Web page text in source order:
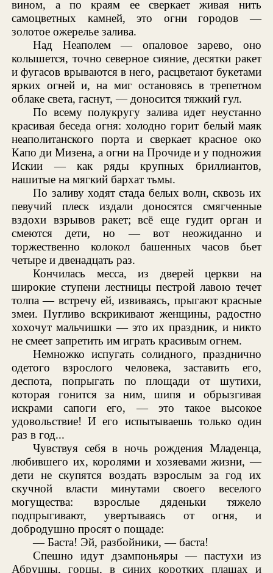
вином, а по краям ее сверкает живая нить
самоцветных камней, это огни городов —
золотое ожерелье залива.
Над Неаполем — опаловое зарево, оно
колышется, точно северное сияние, десятки ракет
и фугасов врываются в него, расцветают букетами
ярких огней и, на миг остановясь в трепетном
облаке света, гаснут, — доносится тяжкий гул.
По всему полукругу залива идет неустанно
красивая беседа огня: холодно горит белый маяк
неаполитанского порта и сверкает красное око
Капо ди Мизена, а огни на Прочиде и у подножия
Искии — как ряды крупных бриллиантов,
нашитые на мягкий бархат тьмы.
По заливу ходят стада белых волн, сквозь их
певучий плеск издали доносятся смягченные
вздохи взрывов ракет; всё еще гудит орган и
смеются дети, но — вот неожиданно и
торжественно колокол башенных часов бьет
четыре и двенадцать раз.
Кончилась месса, из дверей церкви на
широкие ступени лестницы пестрой лавою течет
толпа — встречу ей, извиваясь, прыгают красные
змеи. Пугливо вскрикивают женщины, радостно
хохочут мальчишки — это их праздник, и никто
не смеет запретить им играть красивым огнем.
Немножко испугать солидного, празднично
одетого взрослого человека, заставить его,
деспота, попрыгать по площади от шутихи,
которая гонится за ним, шипя и обрызгивая
искрами сапоги его, — это такое высокое
удовольствие! И его испытываешь только один
раз в год...
Чувствуя себя в ночь рождения Младенца,
любившего их, королями и хозяевами жизни, —
дети не скупятся воздать взрослым за год их
скучной власти минутами своего веселого
могущества: взрослые дяденьки тяжело
подпрыгивают, увертываясь от огня, и
добродушно просят о пощаде:
— Баста! Эй, разбойники, — баста!
Спешно идут дзампоньяры — пастухи из
Абруццы, горцы, в синих коротких плащах и